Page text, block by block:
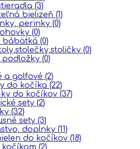
(3)
bielizeň (1)
perinky (0)
(0)
bábätká (0)
(0)
podložky (0)
a golfové (2)
do kočíka (22)
do kočíkov (37)
sety (2)
(32)
sety (3)
doplnky (11)
do kočíkov (18)
kočíkom (2)